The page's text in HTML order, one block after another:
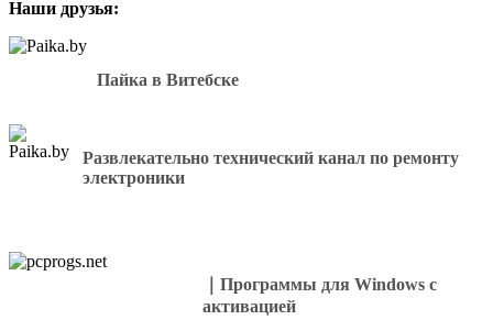
Наши друзья:
Пайка в Витебске
Развлекательно технический канал по ремонту
электроники
｜Программы для Windows с
активацией